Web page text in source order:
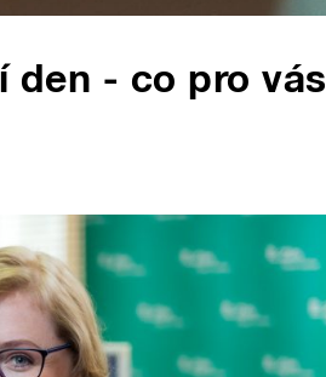
den - co pro vás